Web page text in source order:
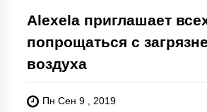
Alexela приглашает
попрощаться с
воздуха
Пн Сен 9 , 2019